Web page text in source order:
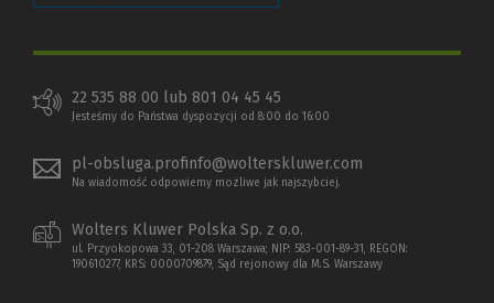
22 535 88 00 lub 801 04 45 45
Jesteśmy do Państwa dyspozycji od 8:00 do 16:00
pl-obsluga.profinfo@wolterskluwer.com
Na wiadomość odpowiemy możliwe jak najszybciej.
Wolters Kluwer Polska Sp. z o.o.
ul. Przyokopowa 33, 01-208 Warszawa; NIP: 583-001-89-31, REGON:
190610277, KRS: 0000709879, Sąd rejonowy dla M.S. Warszawy